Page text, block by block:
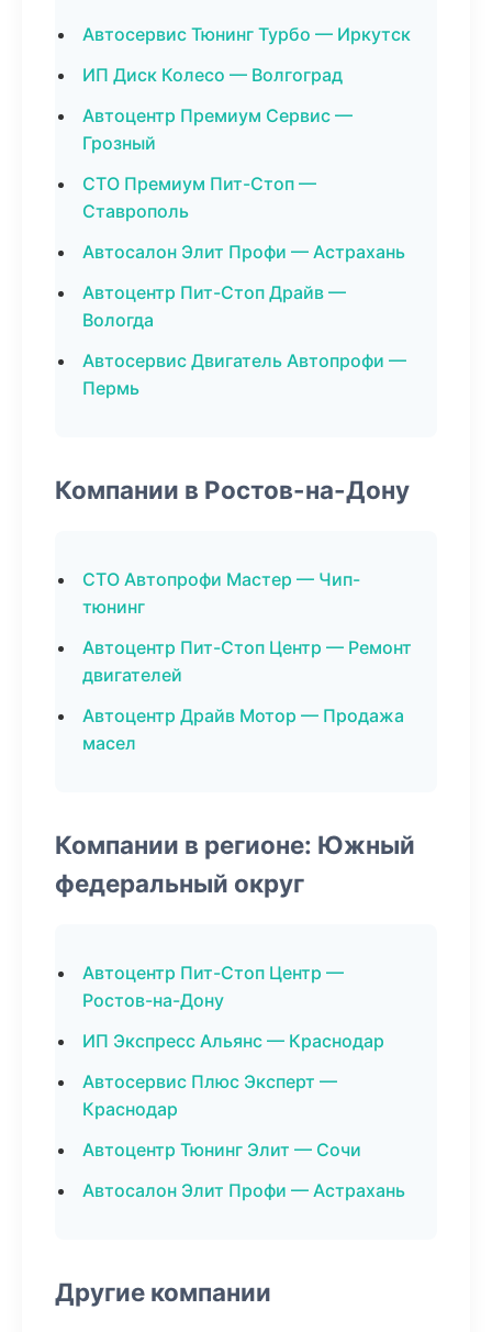
Автосервис Тюнинг Турбо — Иркутск
ИП Диск Колесо — Волгоград
Автоцентр Премиум Сервис —
Грозный
СТО Премиум Пит-Стоп —
Ставрополь
Автосалон Элит Профи — Астрахань
Автоцентр Пит-Стоп Драйв —
Вологда
Автосервис Двигатель Автопрофи —
Пермь
Компании в Ростов-на-Дону
СТО Автопрофи Мастер — Чип-
тюнинг
Автоцентр Пит-Стоп Центр — Ремонт
двигателей
Автоцентр Драйв Мотор — Продажа
масел
Компании в регионе: Южный
федеральный округ
Автоцентр Пит-Стоп Центр —
Ростов-на-Дону
ИП Экспресс Альянс — Краснодар
Автосервис Плюс Эксперт —
Краснодар
Автоцентр Тюнинг Элит — Сочи
Автосалон Элит Профи — Астрахань
Другие компании